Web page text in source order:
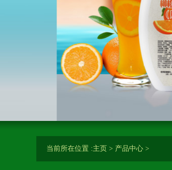
当前所在位置 :主页 > 产品中心 >